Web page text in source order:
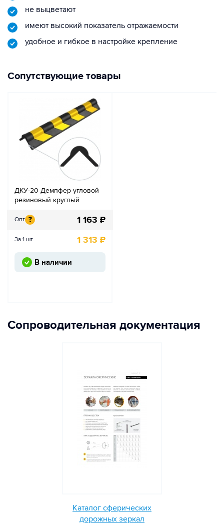
не выцветают
имеют высокий показатель отражаемости
удобное и гибкое в настройке крепление
Сопутствующие товары
ДКУ-20 Демпфер угловой
резиновый круглый
Опт ? 1 163 ₽
За 1 шт. 1 313 ₽
В наличии
Сопроводительная документация
Каталог сферических
дорожных зеркал